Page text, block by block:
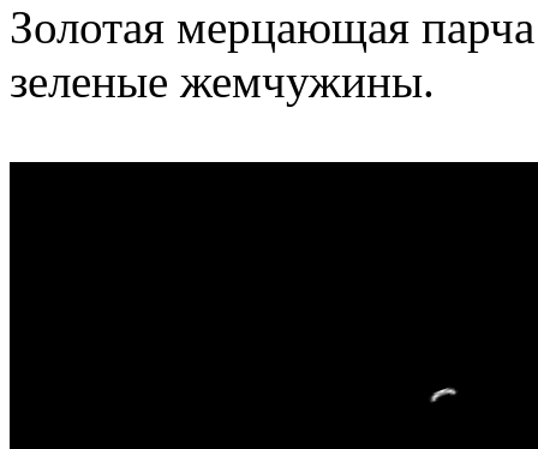
Золотая мерцающая
зеленые жемчужины.